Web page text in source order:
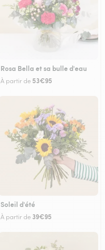
Rosa Bella et sa bulle d'eau
À partir de 53€95
Soleil d'été
À partir de 39€95